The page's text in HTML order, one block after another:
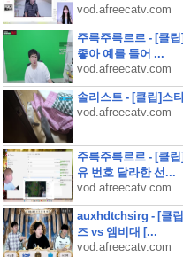
vod.afreecatv.com
주륵주륵르르 - [클
좋아 예를 들어 ...
vod.afreecatv.com
솔리스트 - [클립]스
vod.afreecatv.com
주륵주륵르르 - [클
유 번호 달라한 선...
vod.afreecatv.com
auxhdtchsirg - [클
즈 vs 엠비대 [...
vod.afreecatv.com